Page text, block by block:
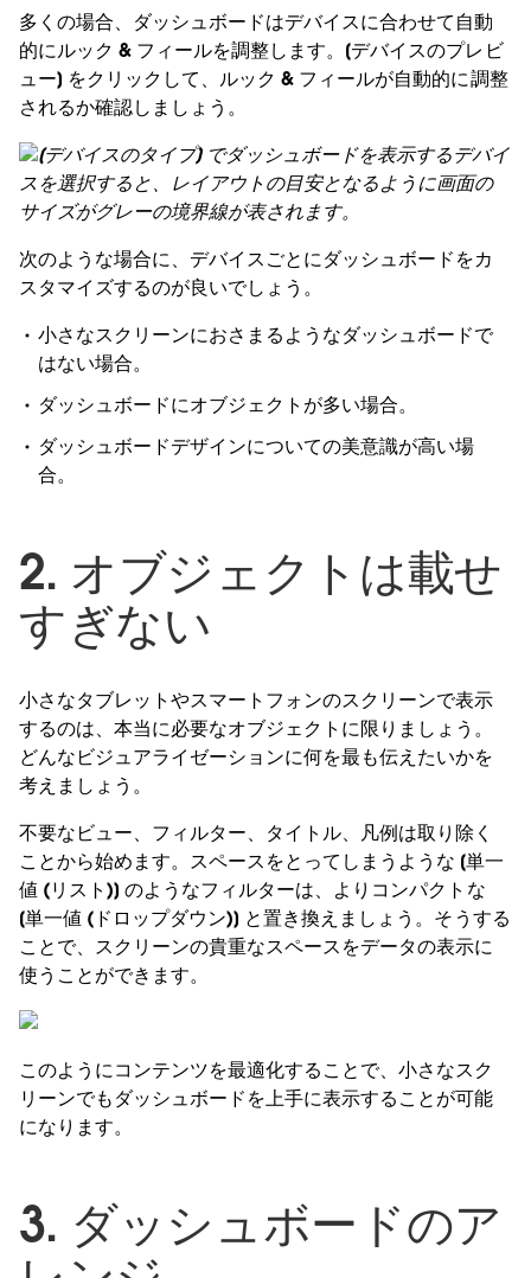
多くの場合、ダッシュボードはデバイスに合わせて自動
的にルック & フィールを調整します。[デバイスのプレビ
ュー] をクリックして、ルック & フィールが自動的に調整
されるか確認しましょう。
[デバイスのタイプ] でダッシュボードを表示するデバイ
スを選択すると、レイアウトの目安となるように画面の
サイズがグレーの境界線が表されます。
次のような場合に、デバイスごとにダッシュボードをカ
スタマイズするのが良いでしょう。
小さなスクリーンにおさまるようなダッシュボードで
はない場合。
ダッシュボードにオブジェクトが多い場合。
ダッシュボードデザインについての美意識が高い場
合。
2. オブジェクトは載せ
すぎない
小さなタブレットやスマートフォンのスクリーンで表示
するのは、本当に必要なオブジェクトに限りましょう。
どんなビジュアライゼーションに何を最も伝えたいかを
考えましょう。
不要なビュー、フィルター、タイトル、凡例は取り除く
ことから始めます。スペースをとってしまうような [単一
値 (リスト)] のようなフィルターは、よりコンパクトな
[単一値 (ドロップダウン)] と置き換えましょう。そうする
ことで、スクリーンの貴重なスペースをデータの表示に
使うことができます。
このようにコンテンツを最適化することで、小さなスク
リーンでもダッシュボードを上手に表示することが可能
になります。
3. ダッシュボードのア